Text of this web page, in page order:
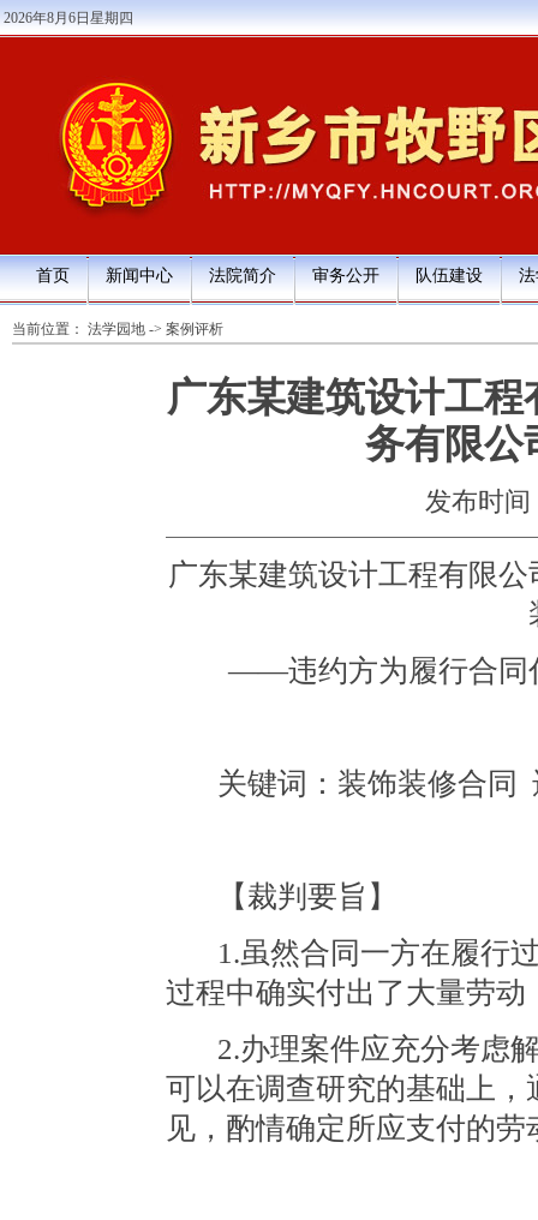
2026年8月6日星期四
首页 新闻中心 法院简介 审务公开 队伍建设
当前位置： 法学园地 -> 案例评析
广东某建筑设计工
务有限公
发布时间
广东某建筑设计工程有限
——违约方为履行合同
关键词：装饰装修合同
【裁判要旨】
1.虽然合同一方在履行
过程中确实付出了大量劳
2.办理案件应充分考虑
可以在调查研究的基础上
见，酌情确定所应支付的劳